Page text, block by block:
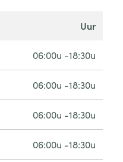
uur
06:00u -18:30u
06:00u -18:30u
06:00u -18:30u
06:00u -18:30u